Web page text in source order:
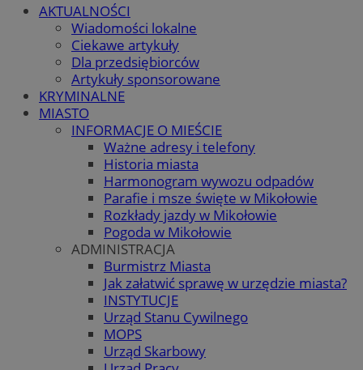
AKTUALNOŚCI
Wiadomości lokalne
Ciekawe artykuły
Dla przedsiębiorców
Artykuły sponsorowane
KRYMINALNE
MIASTO
INFORMACJE O MIEŚCIE
Ważne adresy i telefony
Historia miasta
Harmonogram wywozu odpadów
Parafie i msze święte w Mikołowie
Rozkłady jazdy w Mikołowie
Pogoda w Mikołowie
ADMINISTRACJA
Burmistrz Miasta
Jak załatwić sprawę w urzędzie miasta?
INSTYTUCJE
Urząd Stanu Cywilnego
MOPS
Urząd Skarbowy